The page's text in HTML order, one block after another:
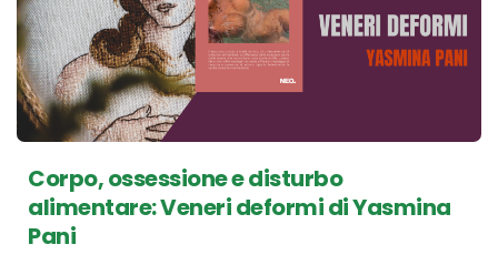
Corpo, ossessione e disturbo
alimentare: Veneri deformi di Yasmina
Pani